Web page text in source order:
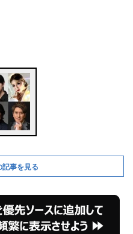
事を見る